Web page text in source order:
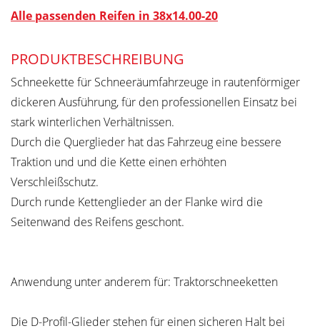
Alle passenden Reifen in 38x14.00-20
PRODUKTBESCHREIBUNG
Schneekette für Schneeräumfahrzeuge in rautenförmiger
dickeren Ausführung, für den professionellen Einsatz bei
stark winterlichen Verhältnissen.
Durch die Querglieder hat das Fahrzeug eine bessere
Traktion und und die Kette einen erhöhten
Verschleißschutz.
Durch runde Kettenglieder an der Flanke wird die
Seitenwand des Reifens geschont.
Anwendung unter anderem für: Traktorschneeketten
Die D-Profil-Glieder stehen für einen sicheren Halt bei